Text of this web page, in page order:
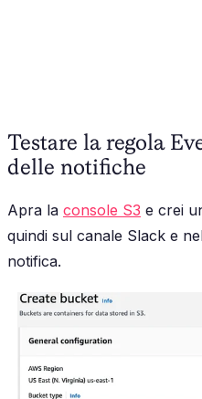
Testare la regola
delle notifiche
Apra la console S3 e crei
quindi sul canale Slack e
notifica.